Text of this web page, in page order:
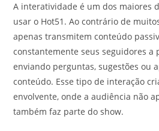
A interatividade é um dos maiores
usar o Hot51. Ao contrário de
apenas transmitem conteúdo
constantemente seus seguidores a
enviando perguntas, sugestões ou
conteúdo. Esse tipo de interação
envolvente, onde a audiência não
também faz parte do show.